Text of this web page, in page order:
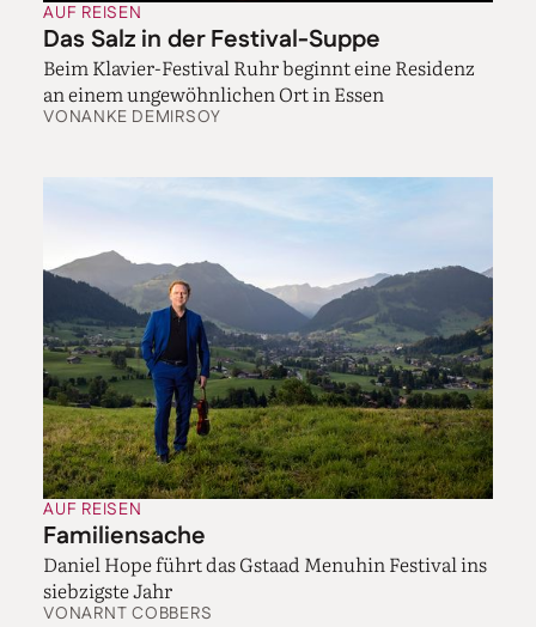
AUF REISEN
Das Salz in der Festival-Suppe
Beim Klavier-Festival Ruhr beginnt eine Residenz
an einem ungewöhnlichen Ort in Essen
VONANKE DEMIRSOY
AUF REISEN
Familiensache
Daniel Hope führt das Gstaad Menuhin Festival ins
siebzigste Jahr
VONARNT COBBERS